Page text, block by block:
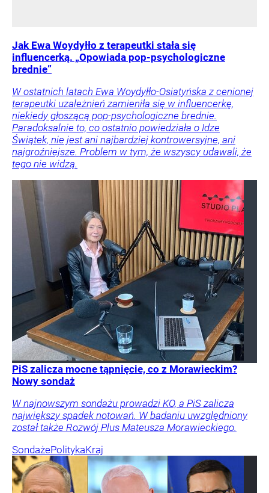
Jak Ewa Woydyłło z terapeutki stała się
influencerką. „Opowiada pop-psychologiczne
brednie”
W ostatnich latach Ewa Woydyłło-Osiatyńska z cenionej
terapeutki uzależnień zamieniła się w influencerkę,
niekiedy głoszącą pop-psychologiczne brednie.
Paradoksalnie to, co ostatnio powiedziała o Idze
Świątek, nie jest ani najbardziej kontrowersyjne, ani
najgroźniejsze. Problem w tym, że wszyscy udawali, że
tego nie widzą.
PiS zalicza mocne tąpnięcie, co z Morawieckim?
Nowy sondaż
W najnowszym sondażu prowadzi KO, a PiS zalicza
największy spadek notowań. W badaniu uwzględniony
został także Rozwój Plus Mateusza Morawieckiego.
SondażePolitykaKraj